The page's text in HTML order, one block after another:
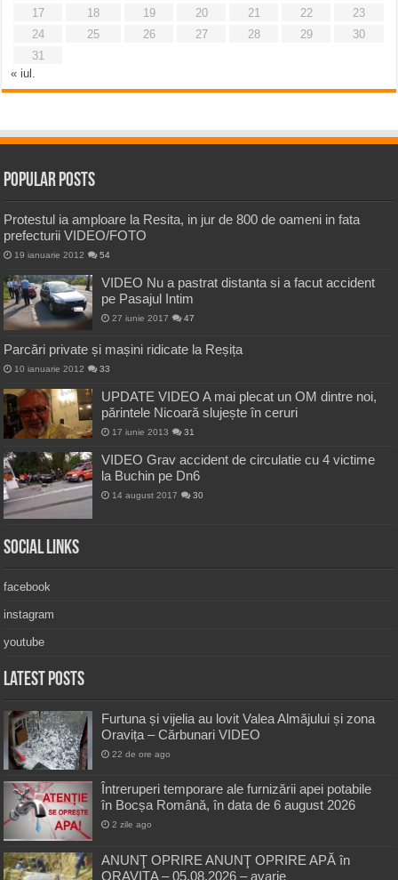
17
18 19 20 21 22
23
24
25 26 27 28 29
30
31
« iul.
Popular Posts
Protestul ia amploare la Resita, in jur de 800 de oameni in fata
prefecturii VIDEO/FOTO
19 ianuarie 2012 54
VIDEO Nu a pastrat distanta si a facut accident
pe Pasajul Intim
27 iunie 2017 47
Parcări private și mașini ridicate la Reșița
10 ianuarie 2012 33
UPDATE VIDEO A mai plecat un OM dintre noi,
părintele Nicoară slujește în ceruri
17 iunie 2013 31
VIDEO Grav accident de circulatie cu 4 victime
la Buchin pe Dn6
14 august 2017 30
Social Links
facebook
instagram
youtube
Latest Posts
Furtuna și vijelia au lovit Valea Almăjului și zona
Oravița – Cărbunari VIDEO
22 de ore ago
Întreruperi temporare ale furnizării apei potabile
în Bocșa Română, în data de 6 august 2026
2 zile ago
ANUNŢ OPRIRE ANUNŢ OPRIRE APĂ în
ORAVIȚA – 05.08.2026 – avarie